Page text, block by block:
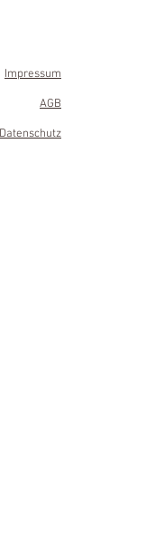
Impressum
AGB
Datenschutz